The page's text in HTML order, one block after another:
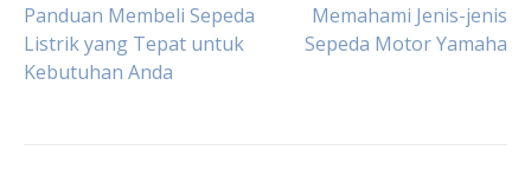
Post
navigation
Panduan Membeli Sepeda
Listrik yang Tepat untuk
Kebutuhan Anda
Memahami Jenis-jenis
Sepeda Motor Yamaha